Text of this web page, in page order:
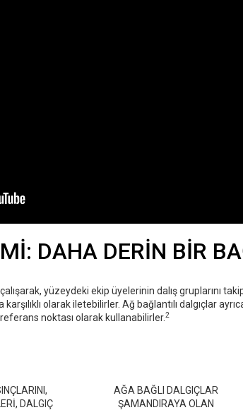
DAHA DERİN BİR
yüzeydeki ekip üyelerinin dalış gruplarını
olarak iletebilirler. Ağ bağlantılı dalgıçlar
referans noktası olarak kullanabilirler.2
DALGIÇ
AĞA BAĞLI DALGIÇLAR
ŞAMANDIRAYA OLAN